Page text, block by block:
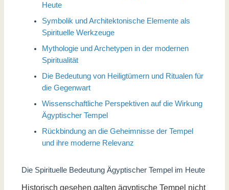
Heute
Symbolik und Architektonische Elemente als
Spirituelle Werkzeuge
Mythologie und Archetypen in der modernen
Spiritualität
Die Bedeutung von Heiligtümern und Ritualen für
die Gegenwart
Wissenschaftliche Perspektiven auf die Wirkung
Ägyptischer Tempel
Rückbindung an die Geheimnisse der Tempel
und ihre moderne Relevanz
Die Spirituelle Bedeutung Ägyptischer Tempel im Heute
Historisch gesehen galten ägyptische Tempel nicht